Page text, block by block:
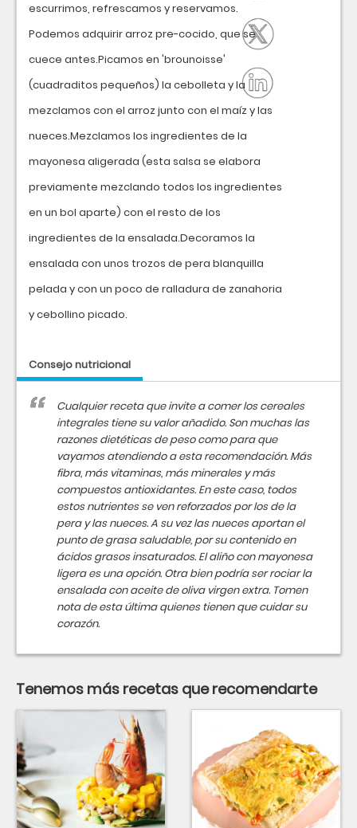
escurrimos, refrescamos y reservamos.
Podemos adquirir arroz pre-cocido, que se
cuece antes.Picamos en 'brounoisse'
(cuadraditos pequeños) la cebolleta y la
mezclamos con el arroz junto con el maíz y las
nueces.Mezclamos los ingredientes de la
mayonesa aligerada (esta salsa se elabora
previamente mezclando todos los ingredientes
en un bol aparte) con el resto de los
ingredientes de la ensalada.Decoramos la
ensalada con unos trozos de pera blanquilla
pelada y con un poco de ralladura de zanahoria
y cebollino picado.
Consejo nutricional
Cualquier receta que invite a comer los cereales
integrales tiene su valor añadido. Son muchas las
razones dietéticas de peso como para que
vayamos atendiendo a esta recomendación. Más
fibra, más vitaminas, más minerales y más
compuestos antioxidantes. En este caso, todos
estos nutrientes se ven reforzados por los de la
pera y las nueces. A su vez las nueces aportan el
punto de grasa saludable, por su contenido en
ácidos grasos insaturados. El aliño con mayonesa
ligera es una opción. Otra bien podría ser rociar la
ensalada con aceite de oliva virgen extra. Tomen
nota de esta última quienes tienen que cuidar su
corazón.
Tenemos más recetas que recomendarte